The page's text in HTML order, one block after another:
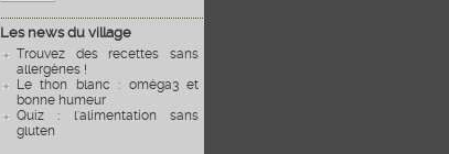
Les news du village
Trouvez des recettes sans
allergènes !
Le thon blanc : oméga3 et
bonne humeur
Quiz : l'alimentation sans
gluten